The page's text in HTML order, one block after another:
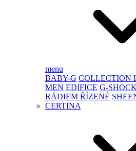
menu
BABY-G COLLECTION
MEN EDIFICE G-SHOCK
RÁDIEM ŘÍZENÉ
CERTINA